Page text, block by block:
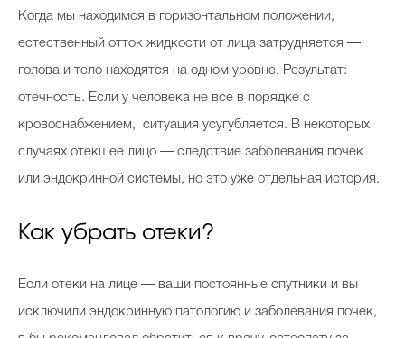
Beauty- битвы
Викторины
Когда мы находимся в горизонтальном положении,
естественный отток жидкости от лица затрудняется —
голова и тело находятся на одном уровне. Результат:
отечность. Если у человека не все в порядке с
кровоснабжением, ситуация усугубляется. В некоторых
случаях отекшее лицо — следствие заболевания почек
или эндокринной системы, но это уже отдельная история.
Как убрать отеки?
Если отеки на лице — ваши постоянные спутники и вы
исключили эндокринную патологию и заболевания почек,